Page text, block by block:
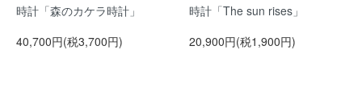
時計「森のカケラ時計」
40,700円(税3,700円)
時計「The sun rises」
20,900円(税1,900円)